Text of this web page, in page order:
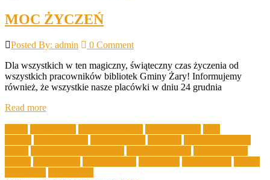
MOC ŻYCZEŃ
Posted By: admin
0 Comment
Dla wszystkich w ten magiczny, świąteczny czas życzenia od
wszystkich pracowników bibliotek Gminy Żary! Informujemy
również, że wszystkie nasze placówki w dniu 24 grudnia
Read more